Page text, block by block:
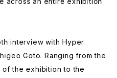
interview with Hyper
Goto. Ranging from the
the exhibition to the